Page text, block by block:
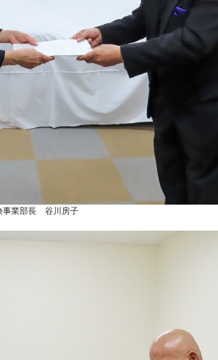
事業部長 谷川房子